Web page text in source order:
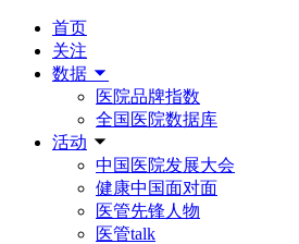
首页
关注
数据
医院品牌指数
全国医院数据库
活动
中国医院发展大会
健康中国面对面
医管先锋人物
医管talk